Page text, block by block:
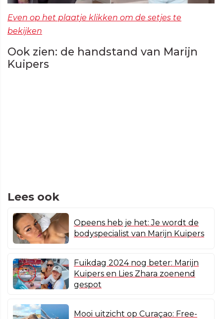
Even op het plaatje klikken om de setjes te
bekijken
Ook zien: de handstand van Marijn
Kuipers
Lees ook
Opeens heb je het: Je wordt de
bodyspecialist van Marijn Kuipers
Fuikdag 2024 nog beter: Marijn
Kuipers en Lies Zhara zoenend
gespot
Mooi uitzicht op Curaçao: Free-